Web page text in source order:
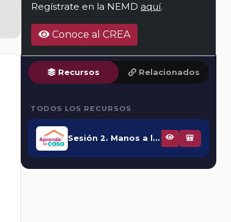
Regístrate en la NEMD aquí.
Conoce al CREA
Recursos Relacionados
TODOS LOS RECURSOS
Sesión 2. Manos a la obra. El proceso para buscar y comparar textos 🎒